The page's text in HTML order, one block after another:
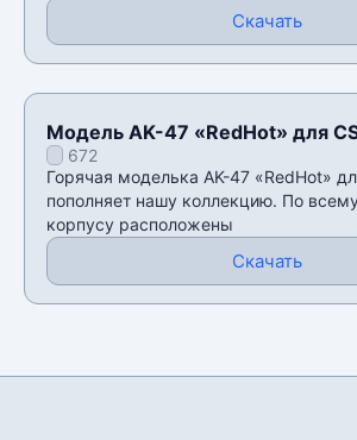
Скачать
Модель AK-47 «RedHot» для
672
Горячая моделька AK-47 «RedHot»
пополняет нашу коллекцию. По
корпусу расположены
Скачать